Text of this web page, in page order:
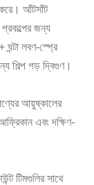
করে। আঁটসাঁট
প্রকল্পের জন্য
ঘন্টা লবণ-স্প্রে
শিল্প গড় দ্বিগুণ।
আয়ুষ্কালের
এবং দক্ষিণ-
টিমগুলির সাথে